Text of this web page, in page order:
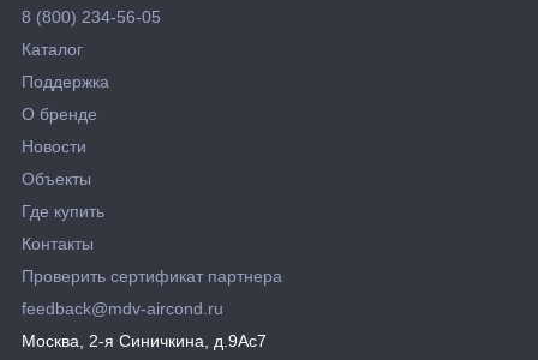
8 (800) 234-56-05
Каталог
Поддержка
О бренде
Новости
Объекты
Где купить
Контакты
Проверить сертификат партнера
feedback@mdv-aircond.ru
Москва, 2-я Синичкина, д.9Ас7